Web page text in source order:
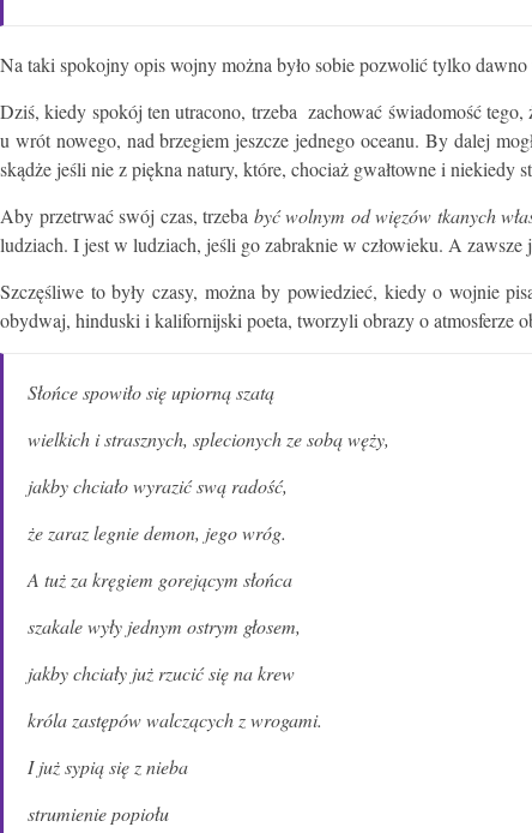
Na taki spokojny opis wojny można było sobie pozwolić tylko dawno
Dziś, kiedy spokój ten utracono, trzeba zachować świadomość
u wrót nowego, nad brzegiem jeszcze jednego oceanu. By dalej
skądże jeśli nie z piękna natury, które, chociaż gwałtowne i
Aby przetrwać swój czas, trzeba być wolnym od więzów tkanych
ludziach. I jest w ludziach, jeśli go zabraknie w człowieku. A zawsze
Szczęśliwe to były czasy, można by powiedzieć, kiedy o wojnie
obydwaj, hinduski i kalifornijski poeta, tworzyli obrazy o atmosferze
Słońce spowiło się upiorną szatą
wielkich i strasznych, splecionych ze sobą węży,
jakby chciało wyrazić swą radość,
że zaraz legnie demon, jego wróg.
A tuż za kręgiem gorejącym słońca
szakale wyły jednym ostrym głosem,
jakby chciały już rzucić się na krew
króla zastępów walczących z wrogami.
I już sypią się z nieba
strumienie popiołu